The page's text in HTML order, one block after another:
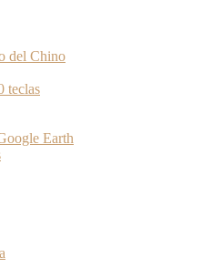
del Chino
teclas
Earth